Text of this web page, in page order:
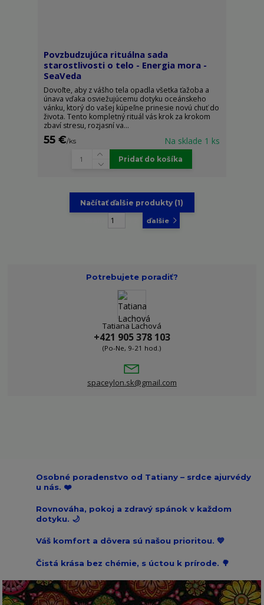
Povzbudzujúca rituálna sada
starostlivosti o telo - Energia mora -
SeaVeda
Dovoľte, aby z vášho tela opadla všetka ťažoba a
únava vďaka osviežujúcemu dotyku oceánskeho
vánku, ktorý do vašej kúpeľne prinesie novú chuť do
života. Tento kompletný rituál vás krok za krokom
zbaví stresu, rozjasní va...
55 €/ks Na sklade 1 ks
Pridať do košíka
Načítať ďalšie produkty (1)
ďalšie
Potrebujete poradiť?
Tatiana Lachová
+421 905 378 103
(Po-Ne, 9-21 hod.)
spaceylon.sk@gmail.com
Osobné poradenstvo od Tatiany – srdce ajurvédy
u nás. ❤️
Rovnováha, pokoj a zdravý spánok v každom
dotyku. 🌙
Váš komfort a dôvera sú našou prioritou. 💙
Čistá krása bez chémie, s úctou k prírode. 🌳